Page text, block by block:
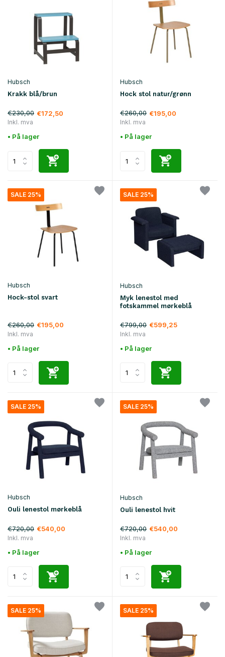
Hubsch
Krakk blå/brun
€230,00 €172,50
Inkl. mva
• På lager
Hubsch
Hock stol natur/grønn
€260,00 €195,00
Inkl. mva
• På lager
SALE 25%
Hubsch
Hock-stol svart
€260,00 €195,00
Inkl. mva
• På lager
SALE 25%
Hubsch
Myk lenestol med
fotskammel mørkeblå
€799,00 €599,25
Inkl. mva
• På lager
SALE 25%
Hubsch
Ouli lenestol mørkeblå
€720,00 €540,00
Inkl. mva
• På lager
SALE 25%
Hubsch
Ouli lenestol hvit
€720,00 €540,00
Inkl. mva
• På lager
SALE 25% SALE 25%